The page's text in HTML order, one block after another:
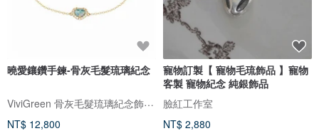
曉愛鑲鑽手鍊-骨灰毛髮琉璃紀念
ViviGreen 骨灰毛髮琉璃紀念飾品/骨灰寵物骨灰罐
NT$ 12,800
寵物訂製【 寵物毛琉飾品 】寵物
客製 寵物紀念 純銀飾品
臉紅工作室
NT$ 2,880